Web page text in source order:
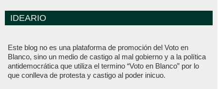
IDEARIO
Este blog no es una plataforma de promoción del Voto en
Blanco, sino un medio de castigo al mal gobierno y a la política
antidemocrática que utiliza el termino “Voto en Blanco” por lo
que conlleva de protesta y castigo al poder inicuo.